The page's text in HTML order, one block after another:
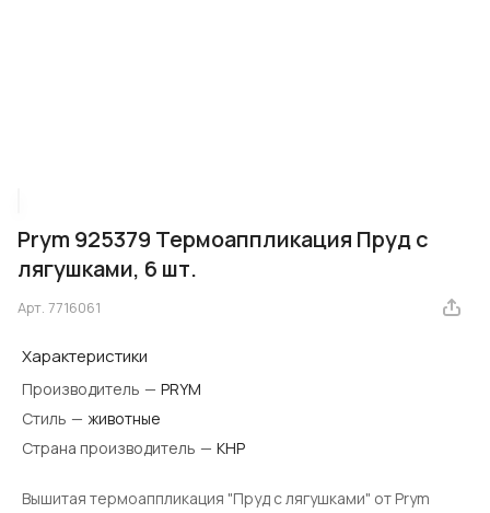
Prym 925379 Термоаппликация Пруд с
лягушками, 6 шт.
Арт. 7716061
Характеристики
Производитель — PRYM
Стиль — животные
Страна производитель — КНР
Вышитая термоаппликация "Пруд с лягушками" от Prym